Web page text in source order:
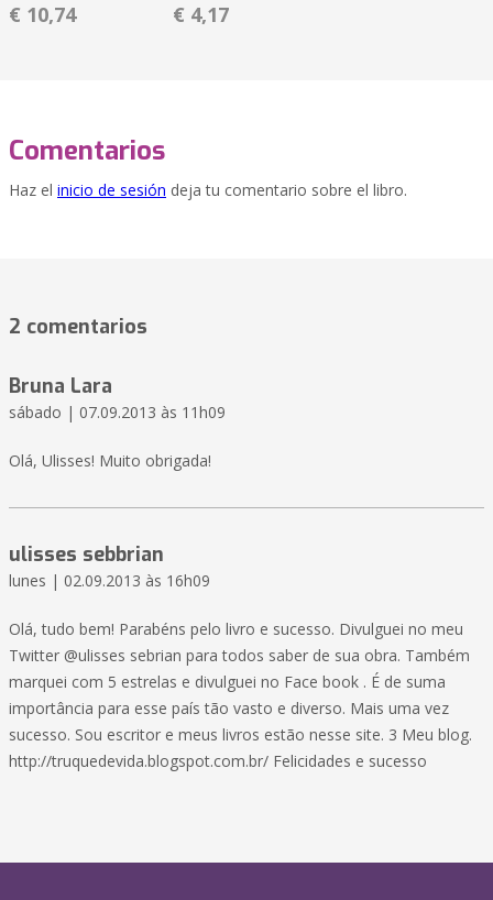
€ 10,74 € 4,17
Comentarios
Haz el inicio de sesión deja tu comentario sobre el libro.
2 comentarios
Bruna Lara
sábado | 07.09.2013 às 11h09
Olá, Ulisses! Muito obrigada!
ulisses sebbrian
lunes | 02.09.2013 às 16h09
Olá, tudo bem! Parabéns pelo livro e sucesso. Divulguei no meu
Twitter @ulisses sebrian para todos saber de sua obra. Também
marquei com 5 estrelas e divulguei no Face book . É de suma
importância para esse país tão vasto e diverso. Mais uma vez
sucesso. Sou escritor e meus livros estão nesse site. 3 Meu blog.
http://truquedevida.blogspot.com.br/ Felicidades e sucesso